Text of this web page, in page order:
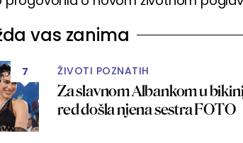
vas zanima
7 ŽIVOTI POZNATIH
Za slavnom Albankom u
red došla njena sestra FOTO